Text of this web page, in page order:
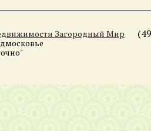
Загородный Мир